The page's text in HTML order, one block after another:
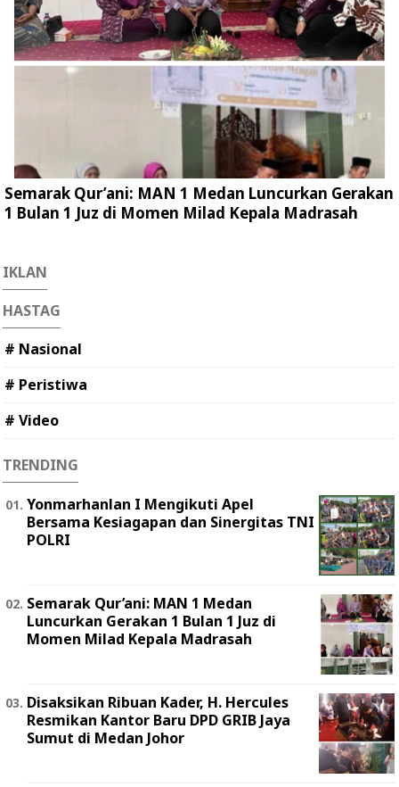
Semarak Qur’ani: MAN 1 Medan Luncurkan Gerakan
1 Bulan 1 Juz di Momen Milad Kepala Madrasah
IKLAN
HASTAG
# Nasional
# Peristiwa
# Video
TRENDING
Yonmarhanlan I Mengikuti Apel
Bersama Kesiagapan dan Sinergitas TNI
POLRI
Semarak Qur’ani: MAN 1 Medan
Luncurkan Gerakan 1 Bulan 1 Juz di
Momen Milad Kepala Madrasah
Disaksikan Ribuan Kader, H. Hercules
Resmikan Kantor Baru DPD GRIB Jaya
Sumut di Medan Johor